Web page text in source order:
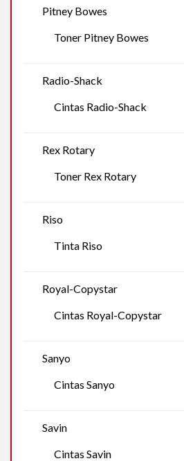
Pitney Bowes
Toner Pitney Bowes
Radio-Shack
Cintas Radio-Shack
Rex Rotary
Toner Rex Rotary
Riso
Tinta Riso
Royal-Copystar
Cintas Royal-Copystar
Sanyo
Cintas Sanyo
Savin
Cintas Savin